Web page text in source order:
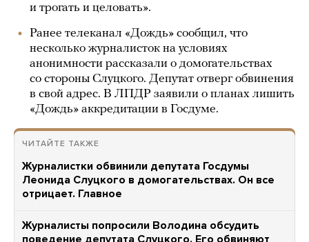
и трогать и целовать».
Ранее телеканал «Дождь» сообщил, что
несколько журналисток на условиях
анонимности рассказали о домогательствах
со стороны Слуцкого. Депутат отверг обвинения
в свой адрес. В ЛПДР заявили о планах лишить
«Дождь» аккредитации в Госдуме.
ЧИТАЙТЕ ТАКЖЕ
Журналистки обвинили депутата Госдумы
Леонида Слуцкого в домогательствах. Он все
отрицает. Главное
Журналисты попросили Володина обсудить
поведение депутата Слуцкого. Его обвиняют